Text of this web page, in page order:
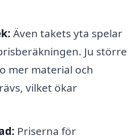
Även takets yta spelar
Ju större
mer material och
vilket ökar
Priserna för